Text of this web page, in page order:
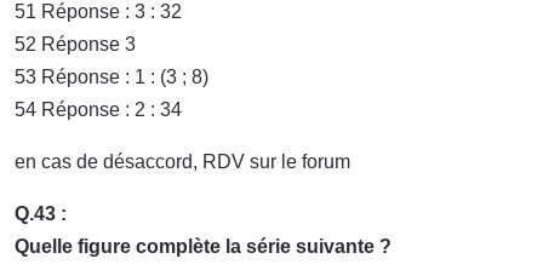
51 Réponse : 3 : 32
52 Réponse 3
53 Réponse : 1 : (3 ; 8)
54 Réponse : 2 : 34
en cas de désaccord, RDV sur le forum
Q.43 :
Quelle figure complète la série suivante ?